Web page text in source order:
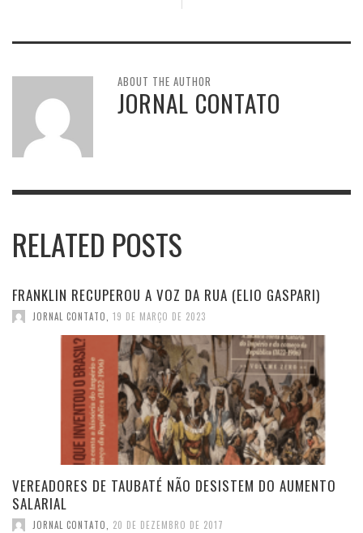
ABOUT THE AUTHOR
JORNAL CONTATO
RELATED POSTS
FRANKLIN RECUPEROU A VOZ DA RUA (ELIO GASPARI)
JORNAL CONTATO, 19 DE MARÇO DE 2023
VEREADORES DE TAUBATÉ NÃO DESISTEM DO AUMENTO
SALARIAL
JORNAL CONTATO 20 DE DEZEMBRO DE 2017